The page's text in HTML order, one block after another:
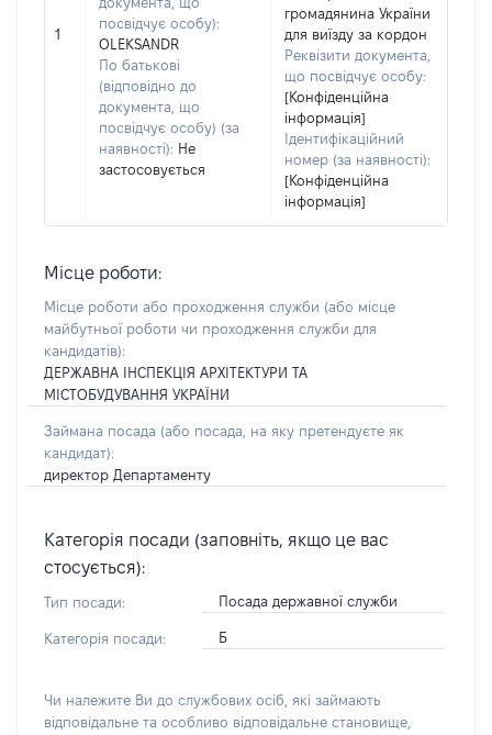
1
посвідчує особу):
OLEKSANDR
По батькові
(відповідно до
документа, що
посвідчує особу) (за
наявності): Не
застосовується
громадянина України
для виїзду за кордон
Реквізити документа,
що посвідчує особу:
[Конфіденційна
інформація]
Ідентифікаційний
номер (за наявності):
[Конфіденційна
інформація]
Місце роботи:
Місце роботи або проходження служби (або місце
майбутньої роботи чи проходження служби для
кандидатів):
ДЕРЖАВНА ІНСПЕКЦІЯ АРХІТЕКТУРИ ТА
МІСТОБУДУВАННЯ УКРАЇНИ
Займана посада (або посада, на яку претендуєте як
кандидат):
директор Департаменту
Категорія посади (заповніть, якщо це вас
стосується):
Тип посади: Посада державної служби
Категорія посади: Б
Чи належите Ви до службових осіб, які займають
відповідальне та особливо відповідальне становище,